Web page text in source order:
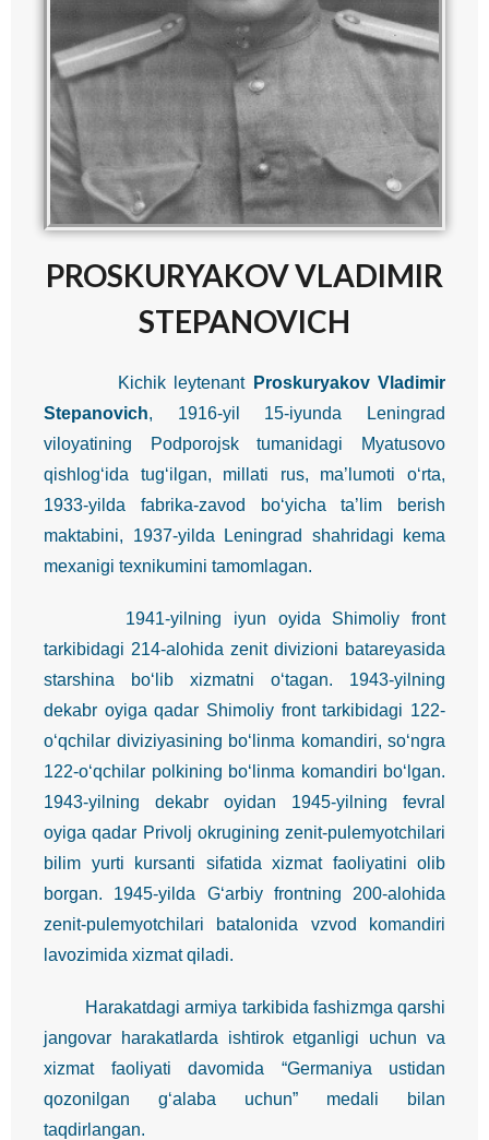
PROSKURYAKOV VLADIMIR
STEPANOVICH
Kichik leytenant Proskuryakov Vladimir
Stepanovich, 1916-yil 15-iyunda Leningrad
viloyatining Podporojsk tumanidagi Myatusovo
qishlog‘ida tug‘ilgan, millati rus, ma’lumoti o‘rta,
1933-yilda fabrika-zavod bo‘yicha ta’lim berish
maktabini, 1937-yilda Leningrad shahridagi kema
mexanigi texnikumini tamomlagan.
1941-yilning iyun oyida Shimoliy front
tarkibidagi 214-alohida zenit divizioni batareyasida
starshina bo‘lib xizmatni o‘tagan. 1943-yilning
dekabr oyiga qadar Shimoliy front tarkibidagi 122-
o‘qchilar diviziyasining bo‘linma komandiri, so‘ngra
122-o‘qchilar polkining bo‘linma komandiri bo‘lgan.
1943-yilning dekabr oyidan 1945-yilning fevral
oyiga qadar Privolj okrugining zenit-pulemyotchilari
bilim yurti kursanti sifatida xizmat faoliyatini olib
borgan. 1945-yilda G‘arbiy frontning 200-alohida
zenit-pulemyotchilari batalonida vzvod komandiri
lavozimida xizmat qiladi.
Harakatdagi armiya tarkibida fashizmga qarshi
jangovar harakatlarda ishtirok etganligi uchun va
xizmat faoliyati davomida “Germaniya ustidan
qozonilgan g‘alaba uchun” medali bilan
taqdirlangan.